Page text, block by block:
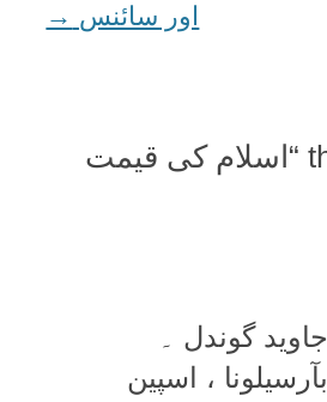
اور سائنس →
اسلام کی قیمت
جاوید گوندل ۔
بآرسیلونا ، اسپین